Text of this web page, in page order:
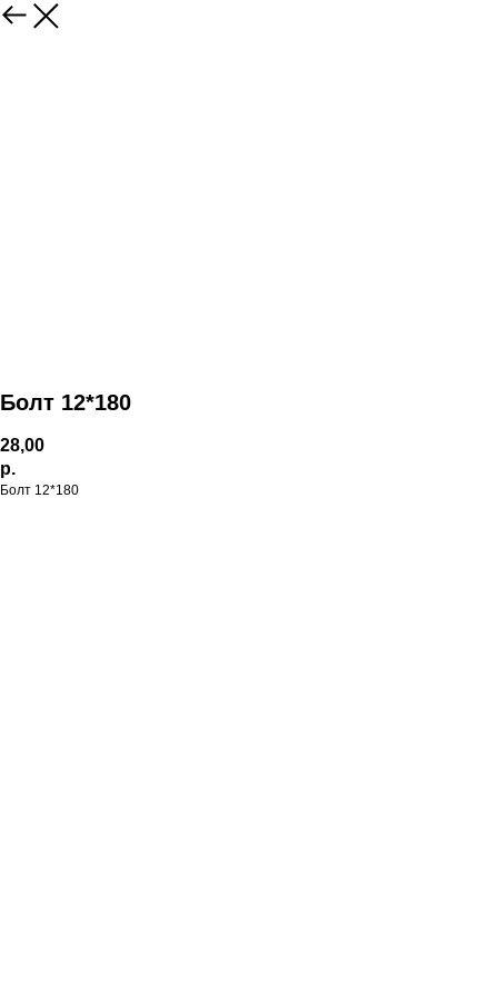
Болт 12*180
28,00
р.
Болт 12*180